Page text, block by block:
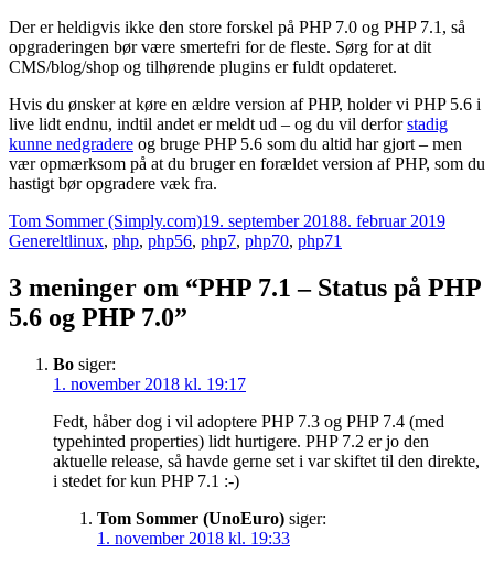
Der er heldigvis ikke den store forskel på PHP 7.0 og PHP 7.1, så
opgraderingen bør være smertefri for de fleste. Sørg for at dit
CMS/blog/shop og tilhørende plugins er fuldt opdateret.
Hvis du ønsker at køre en ældre version af PHP, holder vi PHP 5.6 i
live lidt endnu, indtil andet er meldt ud – og du vil derforstadig
kunne nedgradere og bruge PHP 5.6 som du altid har gjort – men
vær opmærksom på at du bruger en forældet version af PHP, som du
hastigt bør opgradere væk fra.
Forfatter
Tom Sommer (Simply.com)Udgivet
19. september 20188. februar 2019
GenereltTags
linux, php, php56, php7, php70, php71
3 meninger om “PHP 7.1 – Status på PHP
5.6 og PHP 7.0”
Bo siger:
1. november 2018 kl. 19:17
Fedt, håber dog i vil adoptere PHP 7.3 og PHP 7.4 (med
typehinted properties) lidt hurtigere. PHP 7.2 er jo den
aktuelle release, så havde gerne set i var skiftet til den direkte,
i stedet for kun PHP 7.1 :-)
Tom Sommer (UnoEuro) siger:
1. november 2018 kl. 19:33